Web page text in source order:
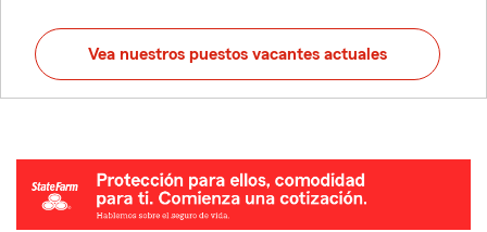
Vea nuestros puestos vacantes actuales